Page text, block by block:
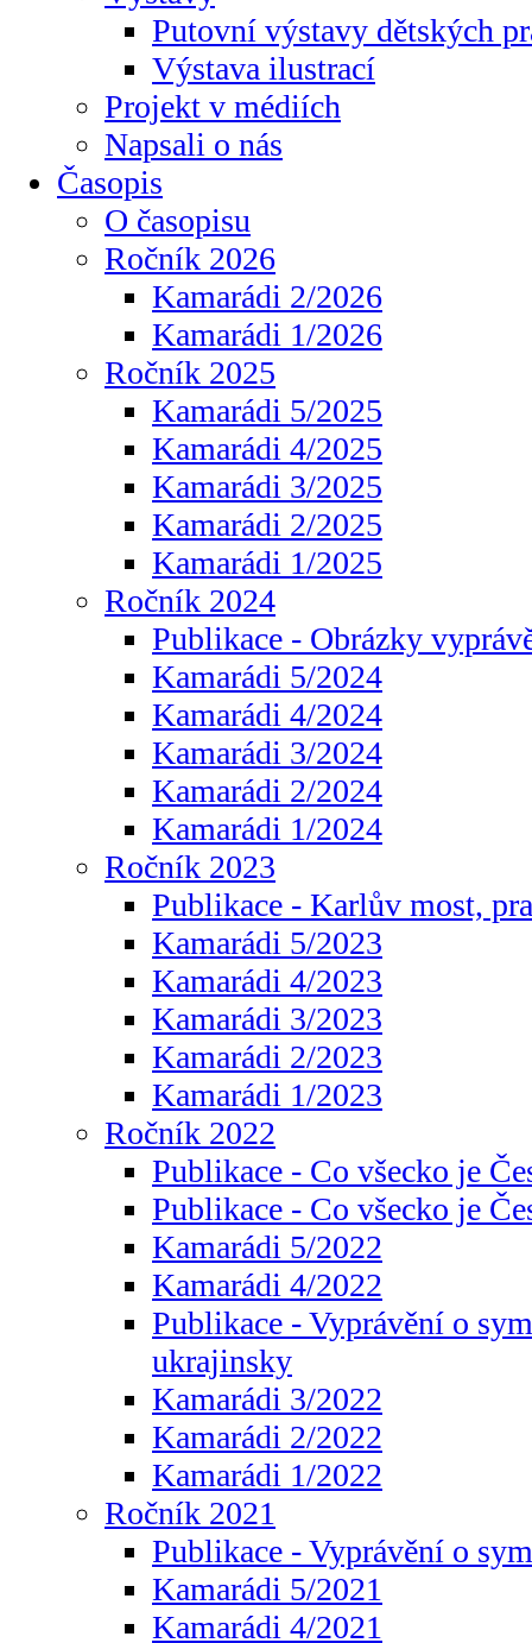
Putovní výstavy dětských
Výstava ilustrací
Projekt v médiích
Napsali o nás
Časopis
O časopisu
Ročník 2026
Kamarádi 2/2026
Kamarádi 1/2026
Ročník 2025
Kamarádi 5/2025
Kamarádi 4/2025
Kamarádi 3/2025
Kamarádi 2/2025
Kamarádi 1/2025
Ročník 2024
Publikace - Obrázky
Kamarádi 5/2024
Kamarádi 4/2024
Kamarádi 3/2024
Kamarádi 2/2024
Kamarádi 1/2024
Ročník 2023
Publikace - Karlův most,
Kamarádi 5/2023
Kamarádi 4/2023
Kamarádi 3/2023
Kamarádi 2/2023
Kamarádi 1/2023
Ročník 2022
Publikace - Co všecko je
Publikace - Co všecko je
Kamarádi 5/2022
Kamarádi 4/2022
Publikace - Vyprávění o
ukrajinsky
Kamarádi 3/2022
Kamarádi 2/2022
Kamarádi 1/2022
Ročník 2021
Publikace - Vyprávění o
Kamarádi 5/2021
Kamarádi 4/2021